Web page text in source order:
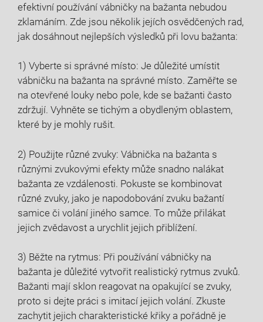
efektivní používání vábničky na bažanta nebudou
zklamáním. Zde jsou ​několik jejích osvědčených rad,
jak dosáhnout nejlepších výsledků při lovu bažanta:
1) Vyberte si správné místo: Je důležité umístit
vábničku na bažanta na správné místo. Zaměřte se
na otevřené louky nebo pole, kde se bažanti často
zdržují. Vyhněte se tichým a obydleným oblastem,
které by je mohly rušit.
2) Použijte různé zvuky: Vábnička ⁢na bažanta s
různými zvukovými efekty může snadno‍ nalákat
bažanta ze ​vzdálenosti.⁢ Pokuste ​se kombinovat
různé zvuky, jako je napodobování zvuku bažantí
samice či volání jiného samce. To může přilákat
jejich zvědavost a ‍urychlit jejich​ přiblížení.
3) Běžte na rytmus: Při používání vábničky na
bažanta je důležité vytvořit⁤ realistický rytmus⁣ zvuků.
Bažanti ‍mají sklon reagovat na opakující se zvuky,
proto si ‍dejte ⁢práci s⁣ imitací jejich volání. Zkuste
zachytit jejich charakteristické křiky a pořádně je